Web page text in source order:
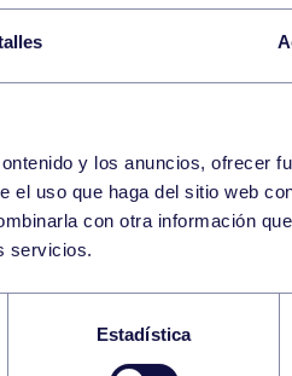
y los anuncios, ofrecer
uso que haga del sitio web
con otra información
servicios.
Estadística